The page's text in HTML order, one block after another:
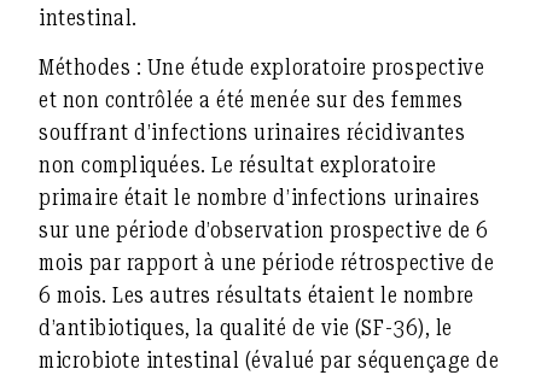
intestinal.
Méthodes : Une étude exploratoire prospective
et non contrôlée a été menée sur des femmes
souffrant d’infections urinaires récidivantes
non compliquées. Le résultat exploratoire
primaire était le nombre d’infections urinaires
sur une période d’observation prospective de 6
mois par rapport à une période rétrospective de
6 mois. Les autres résultats étaient le nombre
d’antibiotiques, la qualité de vie (SF-36), le
microbiote intestinal (évalué par séquençage de